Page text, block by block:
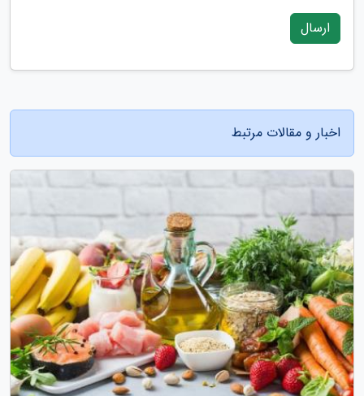
ارسال
اخبار و مقالات مرتبط